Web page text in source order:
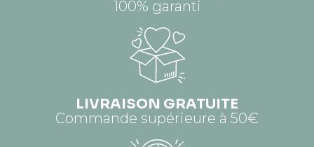
100% garanti
LIVRAISON GRATUITE
Commande supérieure à 50€